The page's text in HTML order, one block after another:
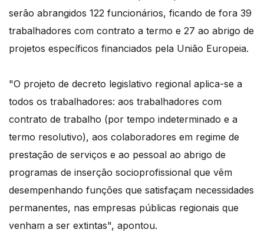
serão abrangidos 122 funcionários, ficando de fora 39
trabalhadores com contrato a termo e 27 ao abrigo de
projetos específicos financiados pela União Europeia.
"O projeto de decreto legislativo regional aplica-se a
todos os trabalhadores: aos trabalhadores com
contrato de trabalho (por tempo indeterminado e a
termo resolutivo), aos colaboradores em regime de
prestação de serviços e ao pessoal ao abrigo de
programas de inserção socioprofissional que vêm
desempenhando funções que satisfaçam necessidades
permanentes, nas empresas públicas regionais que
venham a ser extintas", apontou.